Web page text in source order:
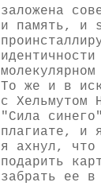
заложена
и память, и
То же и в
с Хельмутом
"Сила
плагиате, и
я ахнул, что
подарить
забрать ее